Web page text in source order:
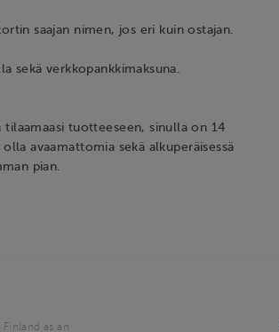
saajan nimen, jos eri kuin ostajan.
sekä verkkopankkimaksuna.
tilaamaasi tuotteeseen, sinulla on 14
avaamattomia sekä alkuperäisessä
pian.
as an